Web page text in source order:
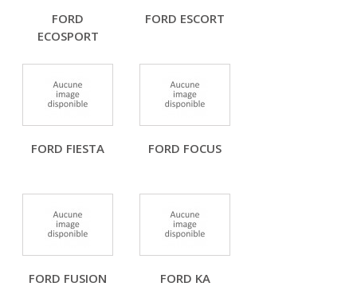
FORD
ECOSPORT
FORD ESCORT
FORD FIESTA FORD FOCUS
FORD FUSION FORD KA